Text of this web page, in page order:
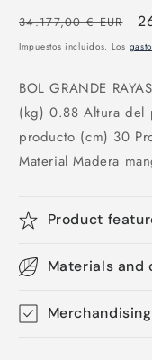
Precio
habitual
34.177,00 € EUR
Impuestos incluidos. Los
BOL GRANDE
(kg) 0.88 Altura del
producto (cm) 30
Material Madera
Product
Materials and